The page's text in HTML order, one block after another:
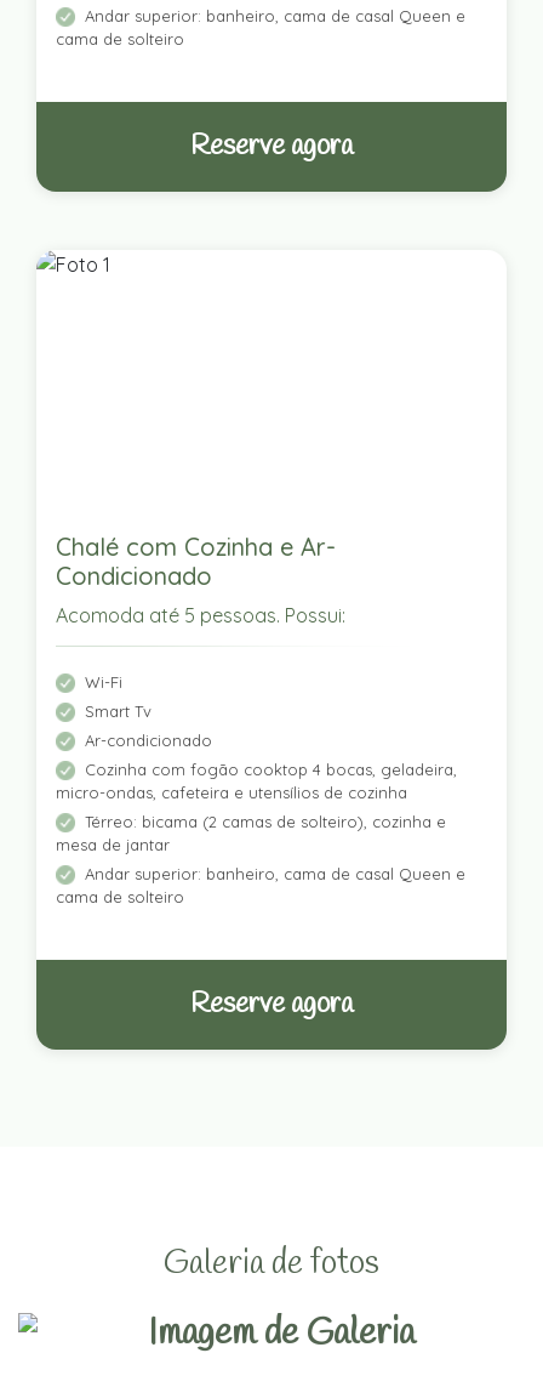
Andar superior: banheiro, cama de casal Queen e
cama de solteiro
Reserve agora
Chalé com Cozinha e Ar-
Condicionado
Acomoda até 5 pessoas. Possui:
Wi-Fi
Smart Tv
Ar-condicionado
Cozinha com fogão cooktop 4 bocas, geladeira,
micro-ondas, cafeteira e utensílios de cozinha
Térreo: bicama (2 camas de solteiro), cozinha e
mesa de jantar
Andar superior: banheiro, cama de casal Queen e
cama de solteiro
Reserve agora
Galeria de fotos